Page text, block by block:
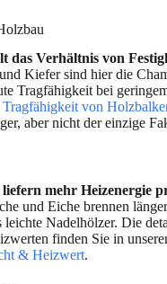
das Verhältnis von
Kiefer sind hier die
Tragfähigkeit bei
Tragfähigkeit von
aber nicht der einzige
mehr Heizenergie
und Eiche brennen
leichte Nadelhölzer. Die
finden Sie in
& Heizwert.